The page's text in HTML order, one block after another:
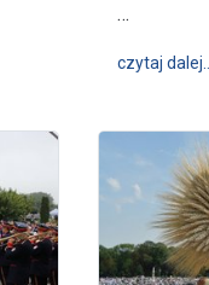
Kościołowi i Ojczyźnie –
…
czytaj dalej…